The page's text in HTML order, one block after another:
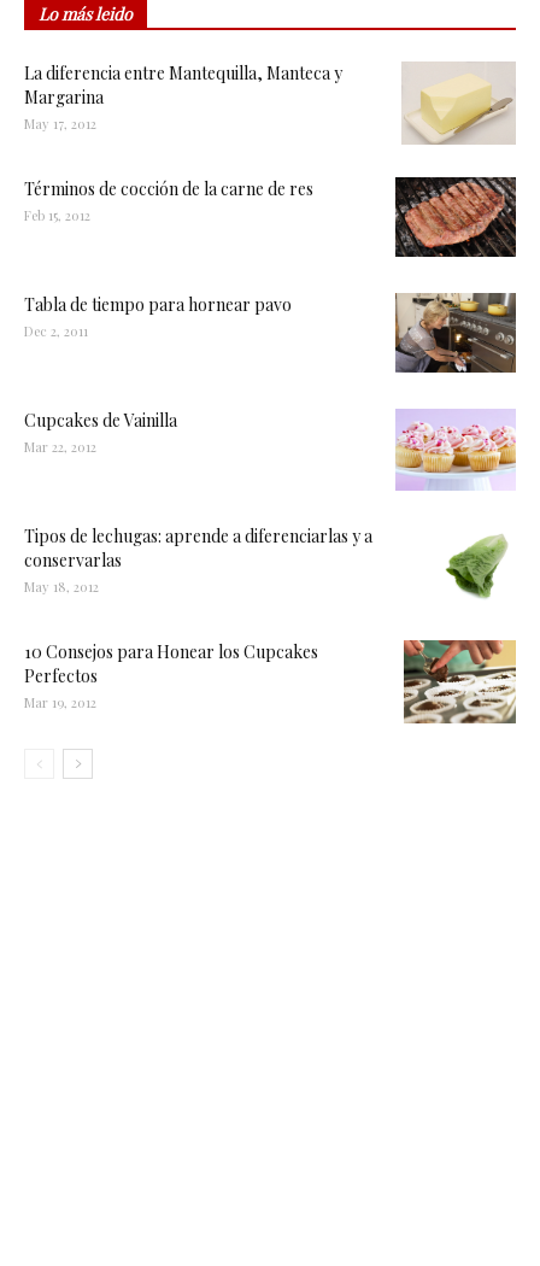
Lo más leido
La diferencia entre Mantequilla, Manteca y
Margarina
May 17, 2012
Términos de cocción de la carne de res
Feb 15, 2012
Tabla de tiempo para hornear pavo
Dec 2, 2011
Cupcakes de Vainilla
Mar 22, 2012
Tipos de lechugas: aprende a diferenciarlas y a
conservarlas
May 18, 2012
10 Consejos para Honear los Cupcakes
Perfectos
Mar 19, 2012